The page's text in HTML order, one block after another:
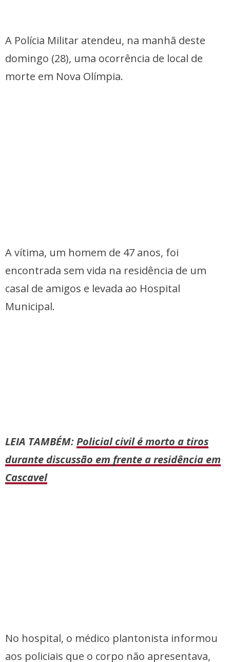
A Polícia Militar atendeu, na manhã deste
domingo (28), uma ocorrência de local de
morte em Nova Olímpia.
A vítima, um homem de 47 anos, foi
encontrada sem vida na residência de um
casal de amigos e levada ao Hospital
Municipal.
LEIA TAMBÉM:Policial civil é morto a tiros
durante discussão em frente a residência em
Cascavel
No hospital, o médico plantonista informou
aos policiais que o corpo não apresentava,